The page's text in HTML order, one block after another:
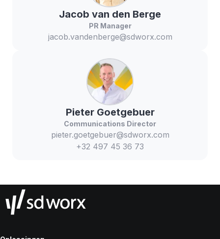
Jacob van den Berge
PR Manager
jacob.vandenberge@sdworx.com
Pieter Goetgebuer
Communications Director
pieter.goetgebuer@sdworx.com
+32 497 45 36 73